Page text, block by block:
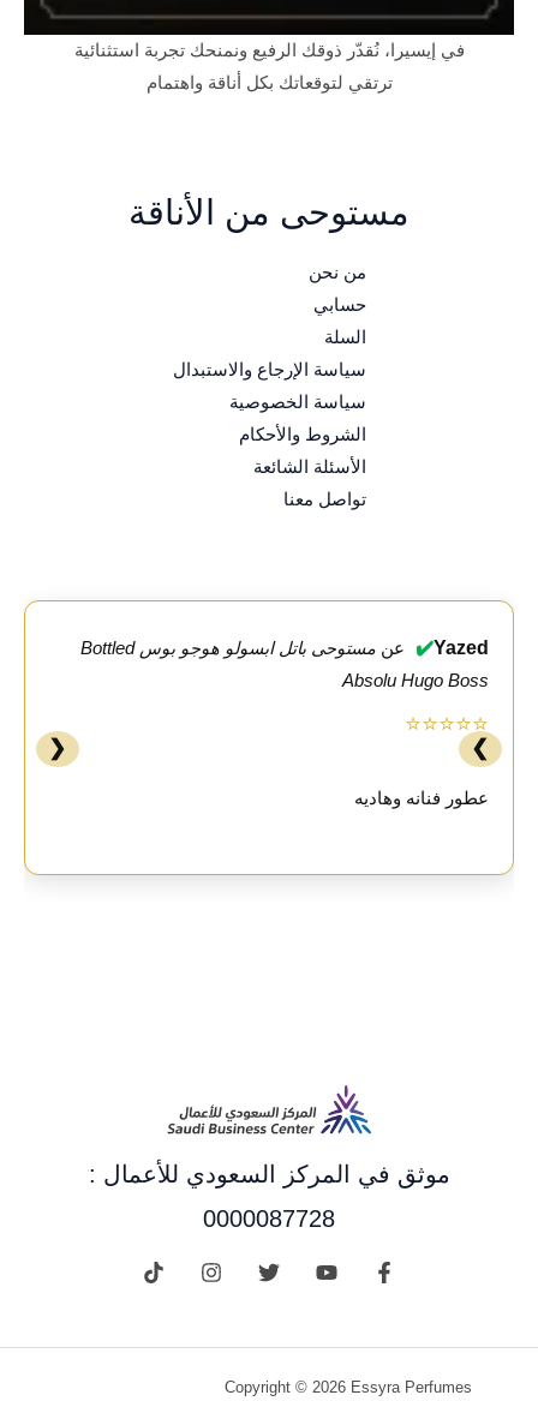
في إيسيرا، نُقدّر ذوقك الرفيع ونمنحك تجربة استثنائية
ترتقي لتوقعاتك بكل أناقة واهتمام
مستوحى من الأناقة
من نحن
حسابي
السلة
سياسة الإرجاع والاستبدال
سياسة الخصوصية
الشروط والأحكام
الأسئلة الشائعة
تواصل معنا
Yazed
✔️ عن
مستوحى باتل ابسولو هوجو بوس Bottled
Absolu Hugo Boss
⭐⭐⭐⭐⭐
عطور فنانه وهاديه
❮ ❯
موثق في المركز السعودي للأعمال :
0000087728
Copyright © 2026 Essyra Perfumes